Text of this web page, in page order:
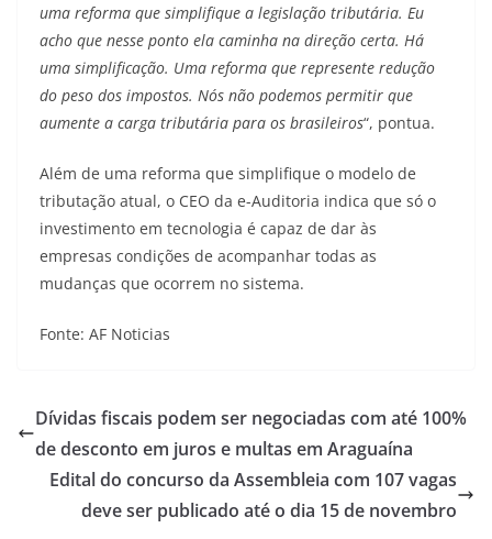
uma reforma que simplifique a legislação tributária. Eu
acho que nesse ponto ela caminha na direção certa. Há
uma simplificação. Uma reforma que represente redução
do peso dos impostos. Nós não podemos permitir que
aumente a carga tributária para os brasileiros“, pontua.
Além de uma reforma que simplifique o modelo de
tributação atual, o CEO da e-Auditoria indica que só o
investimento em tecnologia é capaz de dar às
empresas condições de acompanhar todas as
mudanças que ocorrem no sistema.
Fonte: AF Noticias
Dívidas fiscais podem ser negociadas com até 100%
de desconto em juros e multas em Araguaína
Edital do concurso da Assembleia com 107 vagas
deve ser publicado até o dia 15 de novembro